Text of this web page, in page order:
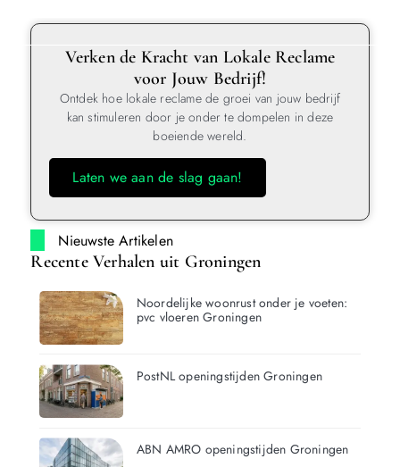
Verken de Kracht van Lokale Reclame
voor Jouw Bedrijf!
Ontdek hoe lokale reclame de groei van jouw bedrijf
kan stimuleren door je onder te dompelen in deze
boeiende wereld.
Laten we aan de slag gaan!
Nieuwste Artikelen
Recente Verhalen uit Groningen
Noordelijke woonrust onder je voeten:
pvc vloeren Groningen
PostNL openingstijden Groningen
ABN AMRO openingstijden Groningen